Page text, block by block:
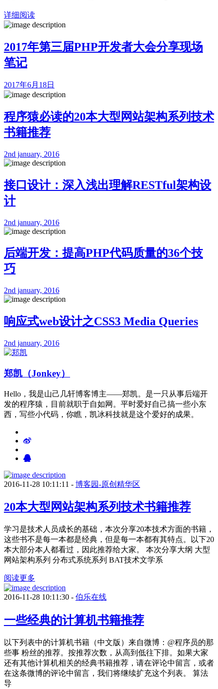
详细阅读
2017年第三届PHP开发者大会分享现场
笔记
2017年6月18日
程序猿必读的20本大型网站架构系列技术
书籍推荐
2nd january, 2016
接口设计：深入浅出理解RESTful架构设
计
2nd january, 2016
后端开发：提高PHP代码质量的36个技
巧
2nd january, 2016
响应式web设计之CSS3 Media Queries
2nd january, 2016
郑凯（Jonkey）
Hello，我是山己几轩博客博主——郑凯。是一只从事后端开
发的程序猿，目前就职于自如网。平时爱好自己搞一些小东
西，写些小代码，你瞧，凯冰科技就是这个爱好的成果。
2016-11-28 10:11:11 - 博客园-原创精华区
20本大型网站架构系列技术书籍推荐
学习是技术人员成长的基础，本次分享20本技术方面的书籍，
这些书不是每一本都是经典，但是每一本都有其特点。以下20
本大部分本人都看过，因此推荐给大家。 本次分享大纲 大型
网站架构系列 分布式系统系列 BAT技术文学系
阅读更多
2016-11-28 10:11:30 - 伯乐在线
一些经典的计算机书籍推荐
以下列表中的计算机书籍（中文版）来自微博：@程序员的那
些事 粉丝的推荐。按推荐次数，从高到低往下排。如果大家
还有其他计算机相关的经典书籍推荐，请在评论中留言，或者
在这条微博的评论中留言，我们将继续扩充这个列表。 算法
导